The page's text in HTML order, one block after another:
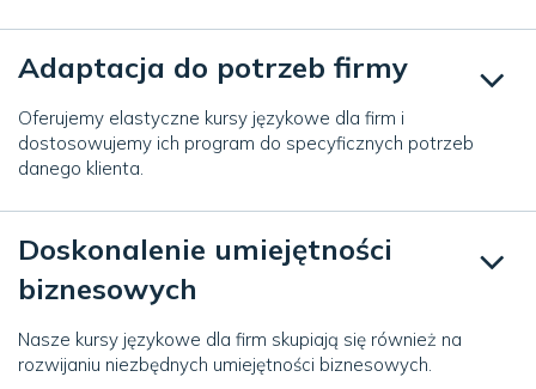
Adaptacja do potrzeb firmy
Oferujemy elastyczne kursy językowe dla firm i
dostosowujemy ich program do specyficznych potrzeb
danego klienta.
Doskonalenie umiejętności
biznesowych
Nasze kursy językowe dla firm skupiają się również na
rozwijaniu niezbędnych umiejętności biznesowych.